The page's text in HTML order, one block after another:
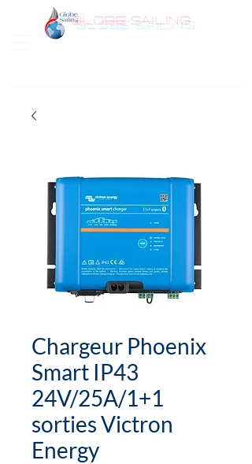
GLOBE SAILING
Chargeur Phoenix
Smart IP43
24V/25A/1+1
sorties Victron
Energy